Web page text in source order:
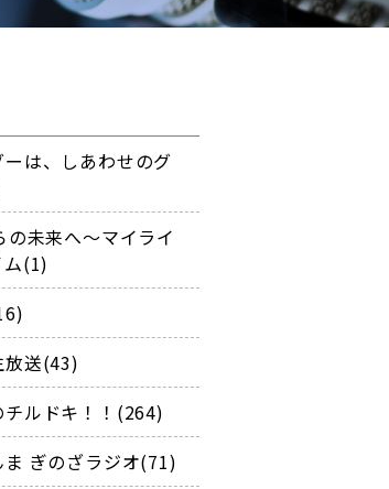
は、しあわせのグ
の未来へ～マイライ
ム(1)
放送(43)
ルドキ！！(264)
ま ぎのざラジオ(71)